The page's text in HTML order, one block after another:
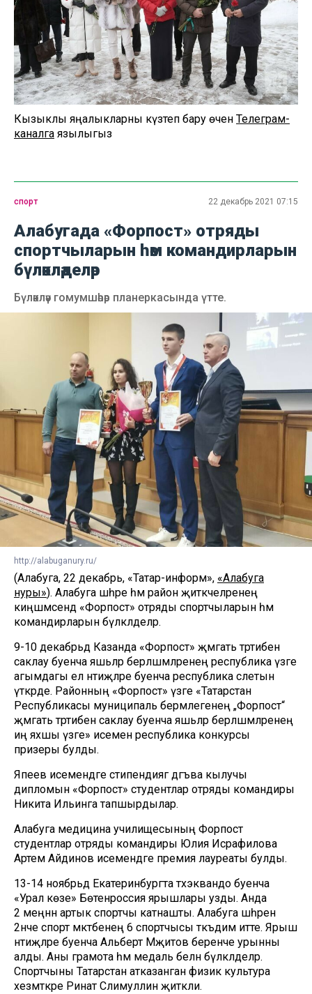
Кызыклы яңалыкларны күзәтеп бару өчен Телеграм-
каналга язылыгыз
спорт 22 декабрь 2021 07:15
Алабугада «Форпост» отряды
спортчыларын һәм командирларын
бүләкләделәр
Бүләкләү гомумшәһәр планеркасында үтте.
http://alabuganury.ru/
(Алабуга, 22 декабрь, «Татар-информ», «Алабуга
нуры»). Алабуга шәһәре һәм район җитәкчеләренең
киңәшмәсендә «Форпост» отряды спортчыларын һәм
командирларын бүләкләделәр.
9-10 декабрьдә Казанда «Форпост» җәмәгать тәртибен
саклау буенча яшьләр берләшмәләренең республика үзәге
агымдагы ел нәтиҗәләре буенча республика слетын
үткәрде. Районның «Форпост» үзәге «Татарстан
Республикасы муниципаль берәмлегенең „Форпост“
җәмәгать тәртибен саклау буенча яшьләр берләшмәләренең
иң яхшы үзәге» исеменә республика конкурсы
призеры булды.
Япеев исемендәге стипендиягә дәгъва кылучы
дипломын «Форпост» студентлар отряды командиры
Никита Ильинга тапшырдылар.
Алабуга медицина училищесының Форпост
студентлар отряды командиры Юлия Исрафилова
Артем Айдинов исемендәге премия лауреаты булды.
13-14 ноябрьдә Екатеринбургта тхэквандо буенча
«Урал көзе» Бөтенроссия ярышлары узды. Анда
2 меңнән артык спортчы катнашты. Алабуга шәһәрен
2нче спорт мәктәбенең 6 спортчысы тәкъдим итте. Ярыш
нәтиҗәләре буенча Альберт Мәҗитов беренче урынны
алды. Аны грамота һәм медаль белән бүләкләделәр.
Спортчыны Татарстан атказанган физик культура
хезмәткәре Ринат Сәлимуллин җитәкли.